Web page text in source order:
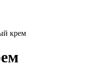
крем